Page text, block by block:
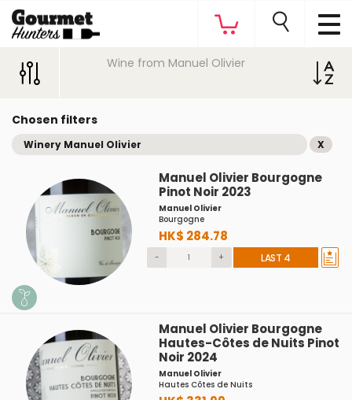
Wine from Manuel Olivier
Chosen filters
Winery Manuel Olivier X
Manuel Olivier Bourgogne
Pinot Noir 2023
Manuel Olivier
Bourgogne
HK$ 284.78
- + LAST 4
Manuel Olivier Bourgogne
Hautes-Côtes de Nuits Pinot
Noir 2024
Manuel Olivier
Hautes Côtes de Nuits